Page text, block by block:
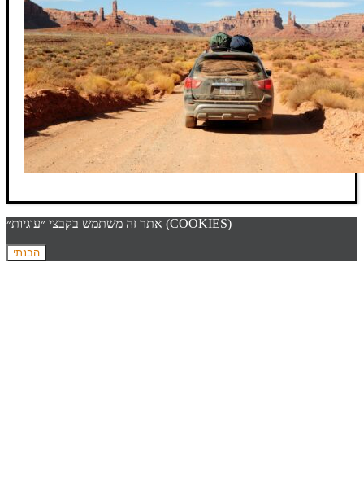
אתר זה משתמש בקבצי ״עוגיות״ (COOKIES)
הבנתי